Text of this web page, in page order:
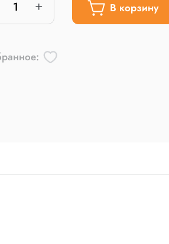
В корзину